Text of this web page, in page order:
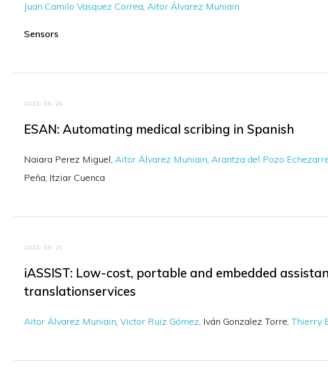
Juan Camilo Vasquez Correa Aitor Álvarez Muniain
Sensors
2022-09-26
ESAN: Automating medical scribing in Spanish
Naiara Perez Miguel Aitor Álvarez Muniain Arantza del Pozo
Peña Itziar Cuenca
2022-09-21
iASSIST: Low-cost, portable and embedded
translationservices
Aitor Álvarez Muniain Victor Ruiz Gómez Iván Gonzalez Torre Thierry